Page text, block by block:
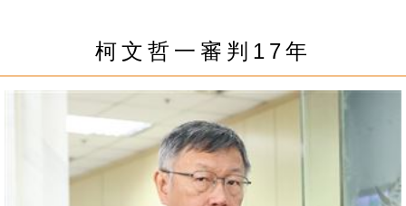
柯文哲一審判17年